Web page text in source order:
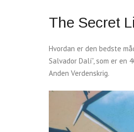
The Secret
Hvordan er den bedste
Salvador Dalí”, som er
Anden Verdenskrig.